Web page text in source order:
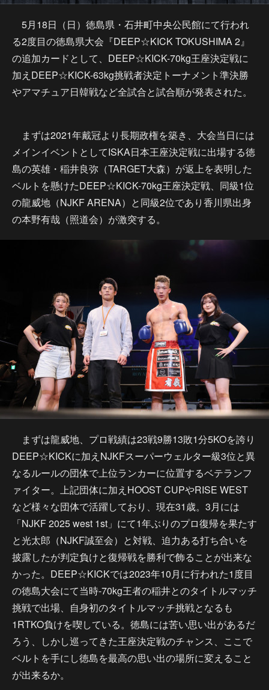
5月18日（日）徳島県・石井町中央公民館にて行われ
る2度目の徳島県大会『DEEP☆KICK TOKUSHIMA 2』
の追加カードとして、DEEP☆KICK-70kg王座決定戦に
加えDEEP☆KICK-63kg挑戦者決定トーナメント準決勝
やアマチュア日韓戦など全試合と試合順が発表された。
まずは2021年戴冠より長期政権を築き、大会当日には
メインイベントとしてISKA日本王座決定戦に出場する徳
島の英雄・稲井良弥（TARGET大森）が返上を表明した
ベルトを懸けたDEEP☆KICK-70kg王座決定戦、同級1位
の龍威地（NJKF ARENA）と同級2位であり香川県出身
の本野有哉（照道会）が激突する。
まずは龍威地、プロ戦績は23戦9勝13敗1分5KOを誇り
DEEP☆KICKに加えNJKFスーパーウェルター級3位と異
なるルールの団体で上位ランカーに位置するベテランフ
ァイター。上記団体に加えHOOST CUPやRISE WEST
など様々な団体で活躍しており、現在31歳。3月には
「NJKF 2025 west 1st」にて1年ぶりのプロ復帰を果たす
と光太郎（NJKF誠至会）と対戦、迫力ある打ち合いを
披露したが判定負けと復帰戦を勝利で飾ることが出来な
かった。DEEP☆KICKでは2023年10月に行われた1度目
の徳島大会にて当時-70kg王者の稲井とのタイトルマッチ
挑戦で出場、自身初のタイトルマッチ挑戦となるも
1RTKO負けを喫している。徳島には苦い思い出があるだ
ろう、しかし巡ってきた王座決定戦のチャンス、ここで
ベルトを手にし徳島を最高の思い出の場所に変えること
が出来るか。